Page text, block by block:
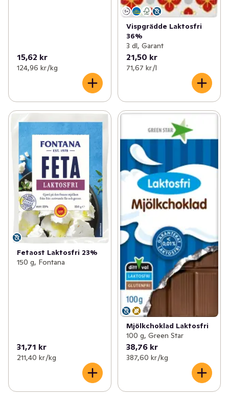
15,62 kr
124,96 kr /kg
Vispgrädde Laktosfri
36%
3 dl, Garant
21,50 kr
71,67 kr /l
Fetaost Laktosfri 23%
150 g, Fontana
31,71 kr
211,40 kr /kg
Mjölkchoklad Laktosfri
100 g, Green Star
38,76 kr
387,60 kr /kg